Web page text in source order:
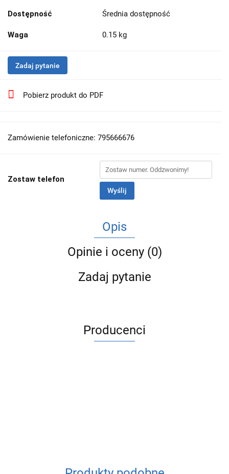
Dostępność Średnia dostępność
Waga 0.15 kg
Zadaj pytanie
Pobierz produkt do PDF
Zamówienie telefoniczne: 795666676
Zostaw telefon
Wyślij
Opis
Opinie i oceny (0)
Zadaj pytanie
Producenci